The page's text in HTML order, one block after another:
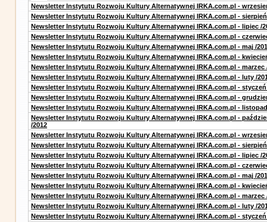
Newsletter Instytutu Rozwoju Kultury Alternatywnej IRKA.com.pl -
Newsletter Instytutu Rozwoju Kultury Alternatywnej IRKA.com.pl - sierpień
Newsletter Instytutu Rozwoju Kultury Alternatywnej IRKA.com.pl - lipiec /
Newsletter Instytutu Rozwoju Kultury Alternatywnej IRKA.com.pl -
Newsletter Instytutu Rozwoju Kultury Alternatywnej IRKA.com.pl - maj /
Newsletter Instytutu Rozwoju Kultury Alternatywnej IRKA.com.pl -
Newsletter Instytutu Rozwoju Kultury Alternatywnej IRKA.com.pl - marzec
Newsletter Instytutu Rozwoju Kultury Alternatywnej IRKA.com.pl - luty /
Newsletter Instytutu Rozwoju Kultury Alternatywnej IRKA.com.pl - styczeń
Newsletter Instytutu Rozwoju Kultury Alternatywnej IRKA.com.pl -
Newsletter Instytutu Rozwoju Kultury Alternatywnej IRKA.com.pl - listopad
Newsletter Instytutu Rozwoju Kultury Alternatywnej IRKA.com.pl -
/2012
Newsletter Instytutu Rozwoju Kultury Alternatywnej IRKA.com.pl -
Newsletter Instytutu Rozwoju Kultury Alternatywnej IRKA.com.pl - sierpień
Newsletter Instytutu Rozwoju Kultury Alternatywnej IRKA.com.pl - lipiec /
Newsletter Instytutu Rozwoju Kultury Alternatywnej IRKA.com.pl -
Newsletter Instytutu Rozwoju Kultury Alternatywnej IRKA.com.pl - maj /
Newsletter Instytutu Rozwoju Kultury Alternatywnej IRKA.com.pl -
Newsletter Instytutu Rozwoju Kultury Alternatywnej IRKA.com.pl - marzec
Newsletter Instytutu Rozwoju Kultury Alternatywnej IRKA.com.pl - luty /
Newsletter Instytutu Rozwoju Kultury Alternatywnej IRKA.com.pl - styczeń